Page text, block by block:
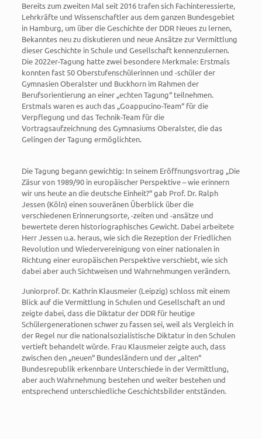
Bereits zum zweiten Mal seit 2016 trafen sich Fachinteressierte,
Lehrkräfte und Wissenschaftler aus dem ganzen Bundesgebiet
in Hamburg, um über die Geschichte der DDR Neues zu lernen,
Bekanntes neu zu diskutieren und neue Ansätze zur Vermittlung
dieser Geschichte in Schule und Gesellschaft kennenzulernen.
Die 2022er-Tagung hatte zwei besondere Merkmale: Erstmals
konnten fast 50 Oberstufenschülerinnen und -schüler der
Gymnasien Oberalster und Buckhorn im Rahmen der
Berufsorientierung an einer „echten Tagung“ teilnehmen.
Erstmals waren es auch das „Goappucino-Team“ für die
Verpflegung und das Technik-Team für die
Vortragsaufzeichnung des Gymnasiums Oberalster, die das
Gelingen der Tagung ermöglichten.
Die Tagung begann gewichtig: In seinem Eröffnungsvortrag „Die
Zäsur von 1989/90 in europäischer Perspektive – wie erinnern
wir uns heute an die deutsche Einheit?“ gab Prof. Dr. Ralph
Jessen (Köln) einen souveränen Überblick über die
verschiedenen Erinnerungsorte, -zeiten und -ansätze und
bewertete deren historiographisches Gewicht. Dabei arbeitete
Herr Jessen u.a. heraus, wie sich die Rezeption der Friedlichen
Revolution und Wiedervereinigung von einer nationalen in
Richtung einer europäischen Perspektive verschiebt, wie sich
dabei aber auch Sichtweisen und Wahrnehmungen verändern.
Juniorprof. Dr. Kathrin Klausmeier (Leipzig) schloss mit einem
Blick auf die Vermittlung in Schulen und Gesellschaft an und
zeigte dabei, dass die Diktatur der DDR für heutige
Schülergenerationen schwer zu fassen sei, weil als Vergleich in
der Regel nur die nationalsozialistische Diktatur in den Schulen
vertieft behandelt würde. Frau Klausmeier zeigte auch, dass
zwischen den „neuen“ Bundesländern und der „alten“
Bundesrepublik erkennbare Unterschiede in der Vermittlung,
aber auch Wahrnehmung bestehen und weiter bestehen und
entsprechend unterschiedliche Geschichtsbilder entständen.